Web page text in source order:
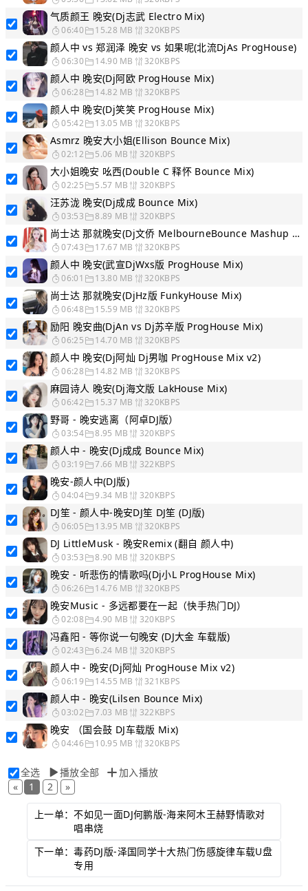
气质颜王 晚安(Dj志武 Electro Mix)
06:40 15.28 MB 320KBPS
颜人中 vs 郑润泽 晚安 vs 如果呢(北流DjAs ProgHouse)
06:30 14.90 MB 320KBPS
颜人中 晚安(Dj阿欧 ProgHouse Mix)
06:28 14.82 MB 320KBPS
颜人中 晚安(Dj笑笑 ProgHouse Mix)
05:42 13.05 MB 320KBPS
Asmrz 晚安大小姐(Ellison Bounce Mix)
02:12 5.06 MB 320KBPS
大小姐晚安 吆西(Double C 释怀 Bounce Mix)
02:25 5.57 MB 320KBPS
汪苏泷 晚安(Dj成成 Bounce Mix)
03:53 8.89 MB 320KBPS
尚士达 那就晚安(Dj文侨 MelbourneBounce Mashup Mix)
07:43 17.67 MB 320KBPS
颜人中 晚安(武宣DjWxs版 ProgHouse Mix)
06:01 13.80 MB 320KBPS
尚士达 那就晚安(DjHz版 FunkyHouse Mix)
06:48 15.59 MB 320KBPS
励阳 晚安曲(DjAn vs Dj苏辛版 ProgHouse Mix)
06:25 14.70 MB 320KBPS
颜人中 晚安(Dj阿灿 Dj男咖 ProgHouse Mix v2)
06:28 14.82 MB 320KBPS
麻园诗人 晚安(Dj海文版 LakHouse Mix)
06:42 15.37 MB 320KBPS
野哥 - 晚安逃离（阿卓DJ版）
03:54 8.95 MB 320KBPS
颜人中 - 晚安(Dj成成 Bounce Mix)
03:19 7.66 MB 322KBPS
晚安-颜人中(DJ版)
04:04 9.34 MB 320KBPS
DJ笙 - 颜人中-晚安DJ笙 DJ笙 (DJ版)
06:05 13.95 MB 320KBPS
DJ LittleMusk - 晚安Remix (翻自 颜人中)
03:53 8.90 MB 320KBPS
晚安 - 听悲伤的情歌吗(Dj小L ProgHouse Mix)
06:26 14.76 MB 320KBPS
晚安Music - 多远都要在一起（快手热门DJ）
02:08 4.90 MB 320KBPS
冯鑫阳 - 等你说一句晚安 (DJ大金 车载版)
02:43 6.24 MB 320KBPS
颜人中 - 晚安(Dj阿灿 ProgHouse Mix v2)
06:19 14.55 MB 321KBPS
颜人中 - 晚安(Lilsen Bounce Mix)
03:02 7.03 MB 322KBPS
晚安 （国会鼓 DJ车载版 Mix)
04:46 10.95 MB 320KBPS
全选 播放全部
加入播放
«
1 2 »
上一单：不如见一面DJ何鹏版-海来阿木王赫野情歌对
唱串烧
下一单：毒药DJ版-泽国同学十大热门伤感旋律车载U盘
专用